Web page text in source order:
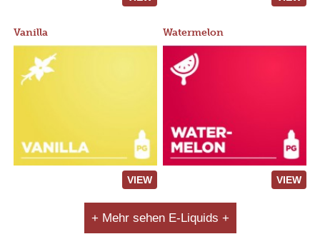
Vanilla
VIEW
Watermelon
VIEW
+ Mehr sehen E-Liquids +